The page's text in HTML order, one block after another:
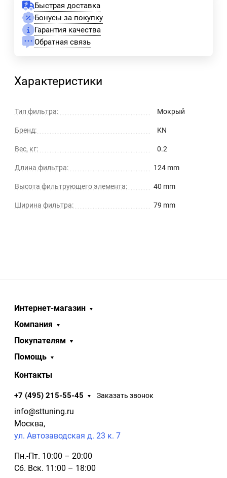
Быстрая доставка
Бонусы за покупку
Гарантия качества
Обратная связь
Характеристики
Тип фильтра: Мокрый
Бренд: KN
Вес, кг: 0.2
Длина фильтра: 124 mm
Высота фильтрующего элемента: 40 mm
Ширина фильтра: 79 mm
Интернет-магазин
Компания
Покупателям
Помощь
Контакты
+7 (495) 215-55-45 Заказать звонок
info@sttuning.ru
Москва,
ул. Автозаводская д. 23 к. 7
Пн.-Пт. 10:00 – 20:00
Сб. Вск. 11:00 – 18:00